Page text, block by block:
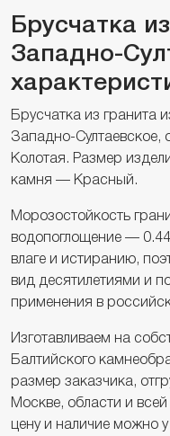
Брусчатка
Западно-
Брусчатка из гранита
Западно-Султаевское,
Колотая. Размер
камня — Красный.
Морозостойкость
водопоглощение —
влаге и истиранию,
вид десятилетиями и
применения в
Изготавливаем на
Балтийского
размер заказчика,
Москве, области и
цену и наличие можно